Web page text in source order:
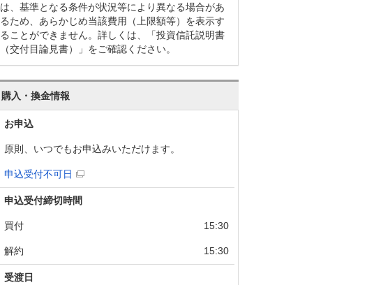
は、基準となる条件が状況等により異なる場合があ
るため、あらかじめ当該費用（上限額等）を表示す
ることができません。詳しくは、「投資信託説明書
（交付目論見書）」をご確認ください。
購入・換金情報
お申込
原則、いつでもお申込みいただけます。
申込受付不可日
申込受付締切時間
買付 15:30
解約 15:30
受渡日